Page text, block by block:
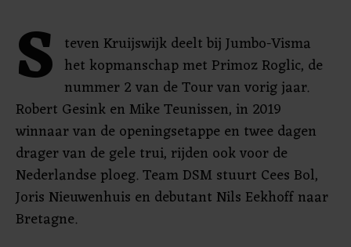
S teven Kruijswijk deelt bij Jumbo-Visma
het kopmanschap met Primoz Roglic, de
nummer 2 van de Tour van vorig jaar.
Robert Gesink en Mike Teunissen, in 2019
winnaar van de openingsetappe en twee dagen
drager van de gele trui, rijden ook voor de
Nederlandse ploeg. Team DSM stuurt Cees Bol,
Joris Nieuwenhuis en debutant Nils Eekhoff naar
Bretagne.